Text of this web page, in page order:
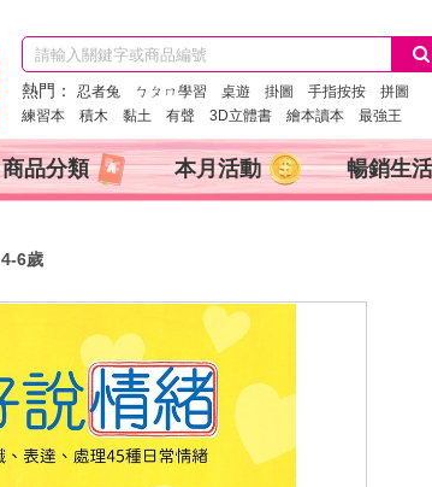
熱門： 忍者兔 ㄅㄆㄇ學習 桌遊 掛圖 手指按按 拼圖
練習本 積木 黏土 有聲 3D立體書 繪本讀本 最強王
商品分類 本月活動 暢銷生
4-6歲